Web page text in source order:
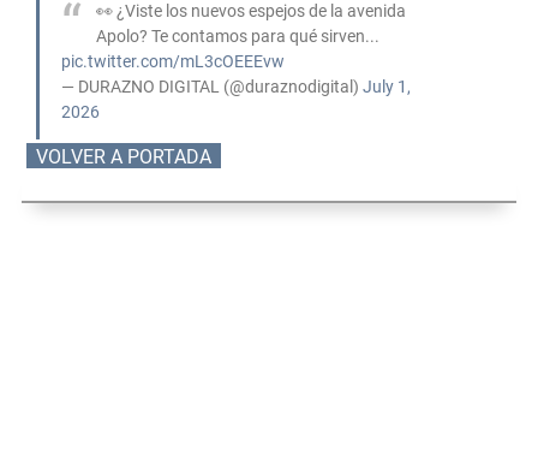
👀 ¿Viste los nuevos espejos de la avenida
Apolo? Te contamos para qué sirven...
pic.twitter.com/mL3cOEEEvw
— DURAZNO DIGITAL (@duraznodigital) July 1,
2026
VOLVER A PORTADA